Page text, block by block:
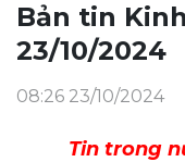
Bản tin
23/10/2024
08:26 23/10/2024
Tin trong